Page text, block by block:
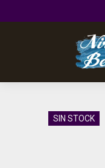
SIN STOCK